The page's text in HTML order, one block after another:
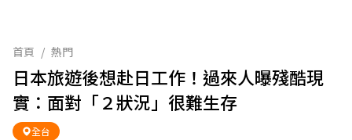
首頁 / 熱門
日本旅遊後想赴日工作！過來人曝殘酷現
實：面對「２狀況」很難生存
全台